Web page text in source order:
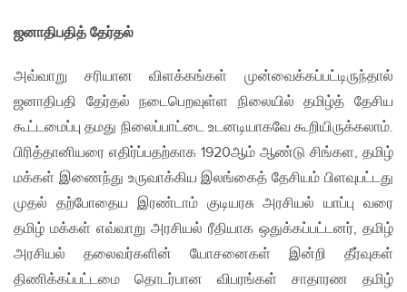
ஜனாதிபதித் தேர்தல்
அவ்வாறு சரியான விளக்கங்கள் முன்வைக்கப்பட்டிருந்தால்
ஜனாதிபதி தேர்தல் நடைபெறவுள்ள நிலையில் தமிழ்த் தேசிய
கூட்டமைப்பு தமது நிலைப்பாட்டை உடனடியாகவே கூறியிருக்கலாம்.
பிரித்தானியரை எதிர்ப்பதற்காக 1920ஆம் ஆண்டு சிங்கள, தமிழ்
மக்கள் இணைந்து உருவாக்கிய இலங்கைத் தேசியம் பிளவுபட்டது
முதல் தற்போதைய இரண்டாம் குடியரசு அரசியல் யாப்பு வரை
தமிழ் மக்கள் எவ்வாறு அரசியல் ரீதியாக ஒதுக்கப்பட்டனர், தமிழ்
அரசியல் தலைவர்களின் யோசனைகள் இன்றி தீர்வுகள்
திணிக்கப்பட்டமை தொடர்பான விபரங்கள் சாதாரண தமிழ்